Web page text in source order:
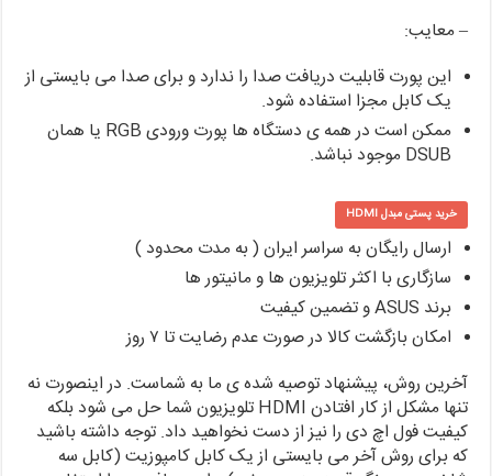
– معایب:
این پورت قابلیت دریافت صدا را ندارد و برای صدا می بایستی از
یک کابل مجزا استفاده شود.
ممکن است در همه ی دستگاه ها پورت ورودی RGB یا همان
DSUB موجود نباشد.
خرید پستی مبدل HDMI
ارسال رایگان به سراسر ایران ( به مدت محدود )
سازگاری با اکثر تلویزیون ها و مانیتور ها
برند ASUS و تضمین کیفیت
امکان بازگشت کالا در صورت عدم رضایت تا ۷ روز
آخرین روش، پیشنهاد توصیه شده ی ما به شماست. در اینصورت نه
تنهامشکل از کار افتادن HDMI تلویزیون
شما حل می شود بلکه
کیفیت فول اچ دی را نیز از دست نخواهید داد. توجه داشته باشید
که برای روش آخر می بایستی از یک کابل کامپوزیت (کابل سه